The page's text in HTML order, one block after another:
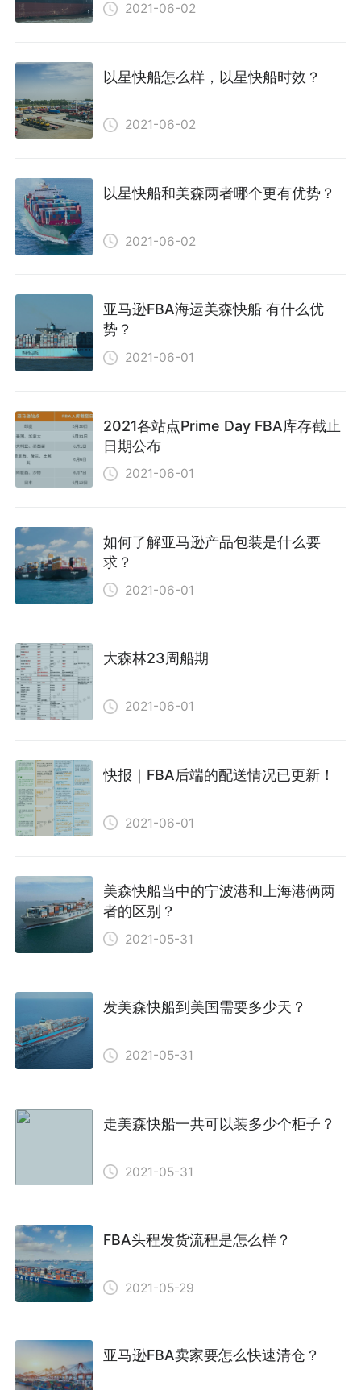
2021-06-02
以星快船怎么样，以星快船时效？
2021-06-02
以星快船和美森两者哪个更有优势？
2021-06-02
亚马逊FBA海运美森快船 有什么优
势？
2021-06-01
2021各站点Prime Day FBA库存截止
日期公布
2021-06-01
如何了解亚马逊产品包装是什么要
求？
2021-06-01
大森林23周船期
2021-06-01
快报｜FBA后端的配送情况已更新！
2021-06-01
美森快船当中的宁波港和上海港俩两
者的区别？
2021-05-31
发美森快船到美国需要多少天？
2021-05-31
走美森快船一共可以装多少个柜子？
2021-05-31
FBA头程发货流程是怎么样？
2021-05-29
亚马逊FBA卖家要怎么快速清仓？